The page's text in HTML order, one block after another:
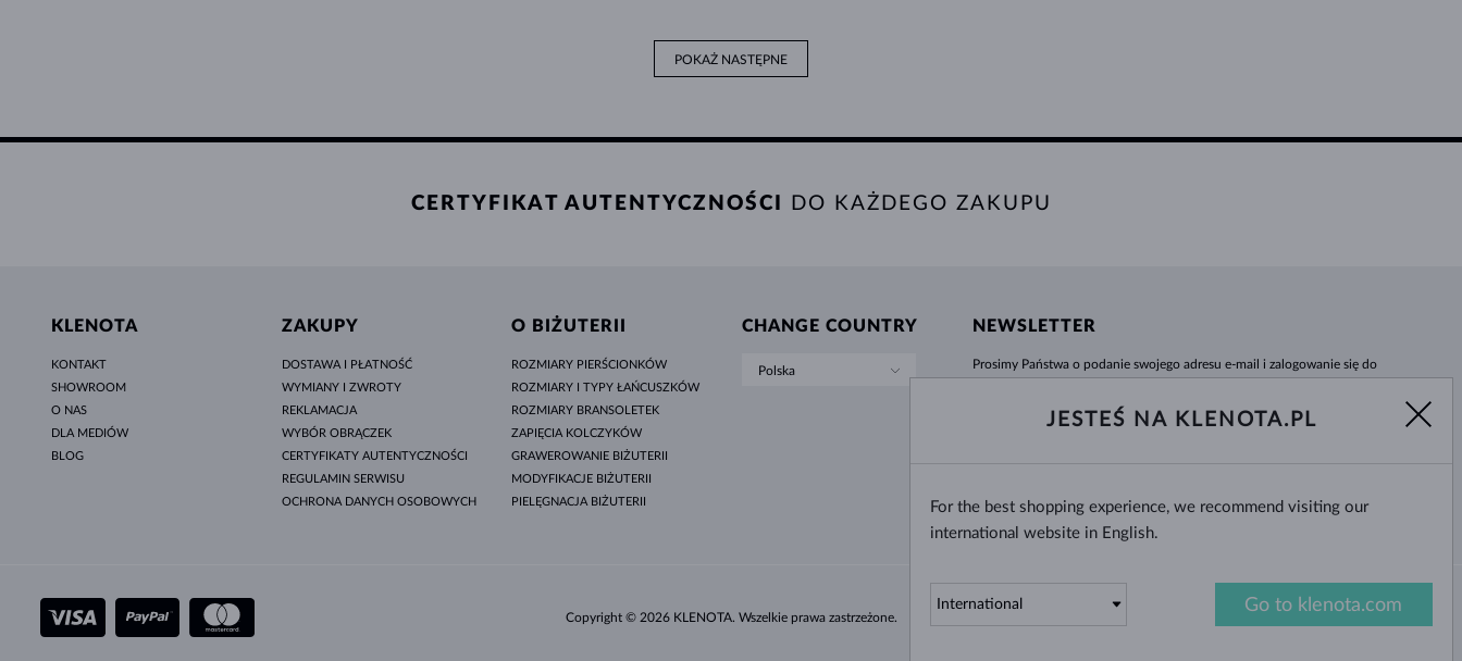
POKAŻ NASTĘPNE
CERTYFIKAT AUTENTYCZNOŚCI DO KAŻDEGO ZAKUPU
KLENOTA
KONTAKT
SHOWROOM
O NAS
DLA MEDIÓW
BLOG
ZAKUPY
DOSTAWA I PŁATNOŚĆ
WYMIANY I ZWROTY
REKLAMACJA
WYBÓR OBRĄCZEK
CERTYFIKATY AUTENTYCZNOŚCI
REGULAMIN SERWISU
OCHRONA DANYCH OSOBOWYCH
O BIŻUTERII
ROZMIARY PIERŚCIONKÓW
ROZMIARY I TYPY ŁAŃCUSZKÓW
ROZMIARY BRANSOLETEK
ZAPIĘCIA KOLCZYKÓW
GRAWEROWANIE BIŻUTERII
MODYFIKACJE BIŻUTERII
PIELĘGNACJA BIŻUTERII
CHANGE COUNTRY
Polska
NEWSLETTER
Prosimy Państwa o podanie swojego adresu e-mail i zalogowanie się do
umkną Państwa uwadze!
Tak, chcę otrzymywać interesujące wiadomości na e-mail.
Copyright © 2026 KLENOTA. Wszelkie prawa zastrzeżone.
JESTEŚ NA KLENOTA.PL
For the best shopping experience, we recommend visiting our
international website in English.
Go to klenota.com